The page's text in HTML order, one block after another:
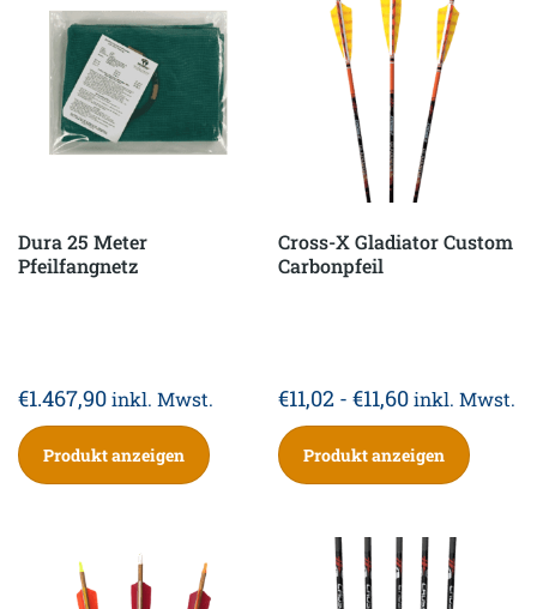
Dura 25 Meter
Pfeilfangnetz
€1.467,90inkl. Mwst.
Produkt anzeigen
Cross-X Gladiator Custom
Carbonpfeil
€11,02 -€11,60 inkl. Mwst.
Produkt anzeigen